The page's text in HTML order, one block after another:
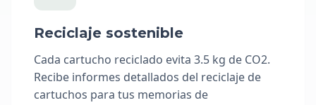
Reciclaje sostenible
Cada cartucho reciclado evita 3.5 kg de CO2.
Recibe informes detallados del reciclaje de
cartuchos para tus memorias de